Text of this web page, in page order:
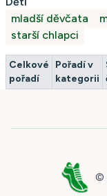
mladší děvčata
starší chlapci
Celkové
pořadí
Pořadí v
kategorii
©